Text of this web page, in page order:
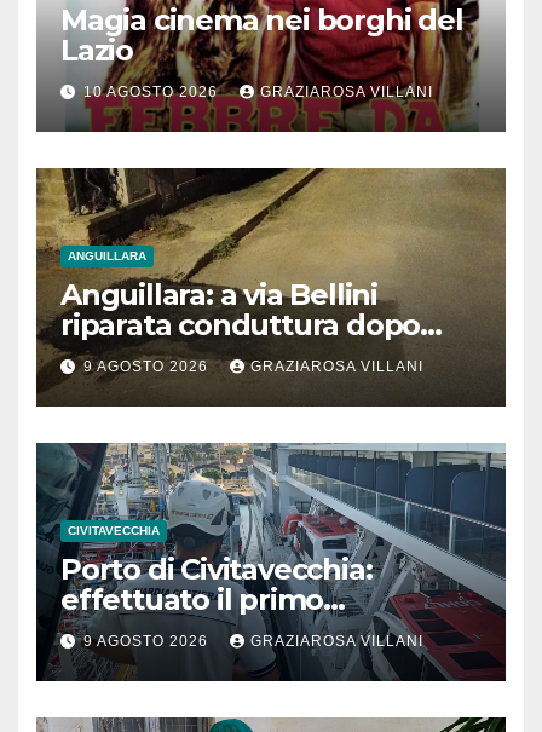
Magia cinema nei borghi del
Lazio
10 AGOSTO 2026 GRAZIAROSA VILLANI
ANGUILLARA
Anguillara: a via Bellini
riparata conduttura dopo
segnalazione IdD
9 AGOSTO 2026 GRAZIAROSA VILLANI
CIVITAVECCHIA
Porto di Civitavecchia:
effettuato il primo
rifornimento di GNL ad una
nave da crociera
9 AGOSTO 2026 GRAZIAROSA VILLANI